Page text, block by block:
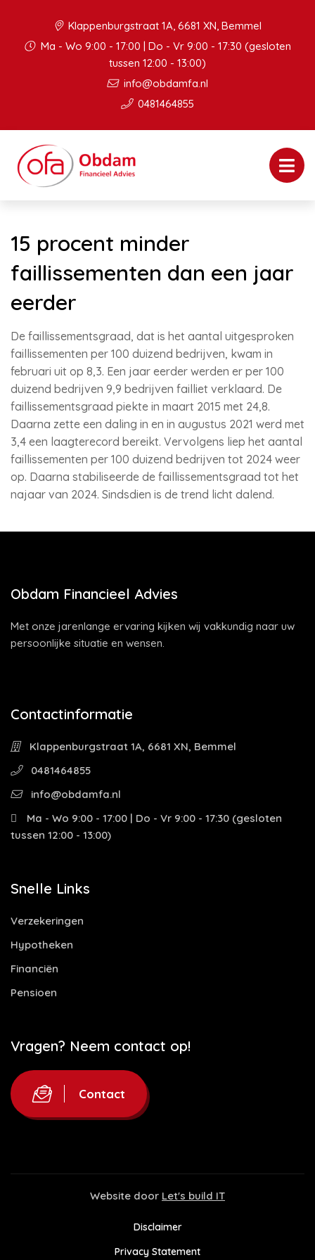
Klappenburgstraat 1A, 6681 XN, Bemmel
Ma - Wo 9:00 - 17:00 | Do - Vr 9:00 - 17:30 (gesloten
tussen 12:00 - 13:00)
info@obdamfa.nl
0481464855
15 procent minder
faillissementen dan een jaar
eerder
De faillissementsgraad, dat is het aantal uitgesproken
faillissementen per 100 duizend bedrijven, kwam in
februari uit op 8,3. Een jaar eerder werden er per 100
duizend bedrijven 9,9 bedrijven failliet verklaard. De
faillissementsgraad piekte in maart 2015 met 24,8.
Daarna zette een daling in en in augustus 2021 werd met
3,4 een laagterecord bereikt. Vervolgens liep het aantal
faillissementen per 100 duizend bedrijven tot 2024 weer
op. Daarna stabiliseerde de faillissementsgraad tot het
najaar van 2024. Sindsdien is de trend licht dalend.
Obdam Financieel Advies
Met onze jarenlange ervaring kijken wij vakkundig naar uw
persoonlijke situatie en wensen.
Contactinformatie
Klappenburgstraat 1A, 6681 XN, Bemmel
0481464855
info@obdamfa.nl
Ma - Wo 9:00 - 17:00 | Do - Vr 9:00 - 17:30 (gesloten
tussen 12:00 - 13:00)
Snelle Links
Verzekeringen
Hypotheken
Financiën
Pensioen
Vragen? Neem contact op!
Contact
Website door Let's build IT
Disclaimer
Privacy Statement